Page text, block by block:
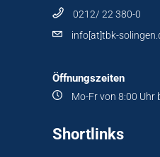
0212/ 22 380-0
info[at]tbk-
Öffnungszeiten
Mo-Fr von 8:00 Uhr
Shortlinks